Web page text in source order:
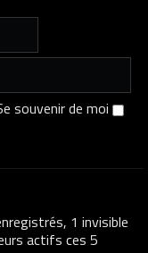
souvenir de moi
1 invisible
actifs ces 5